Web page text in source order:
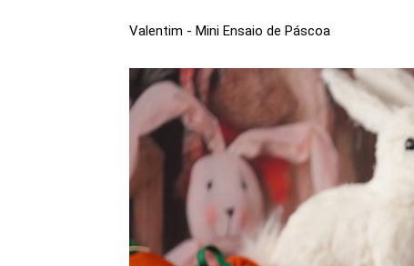
Valentim - Mini Ensaio de Páscoa